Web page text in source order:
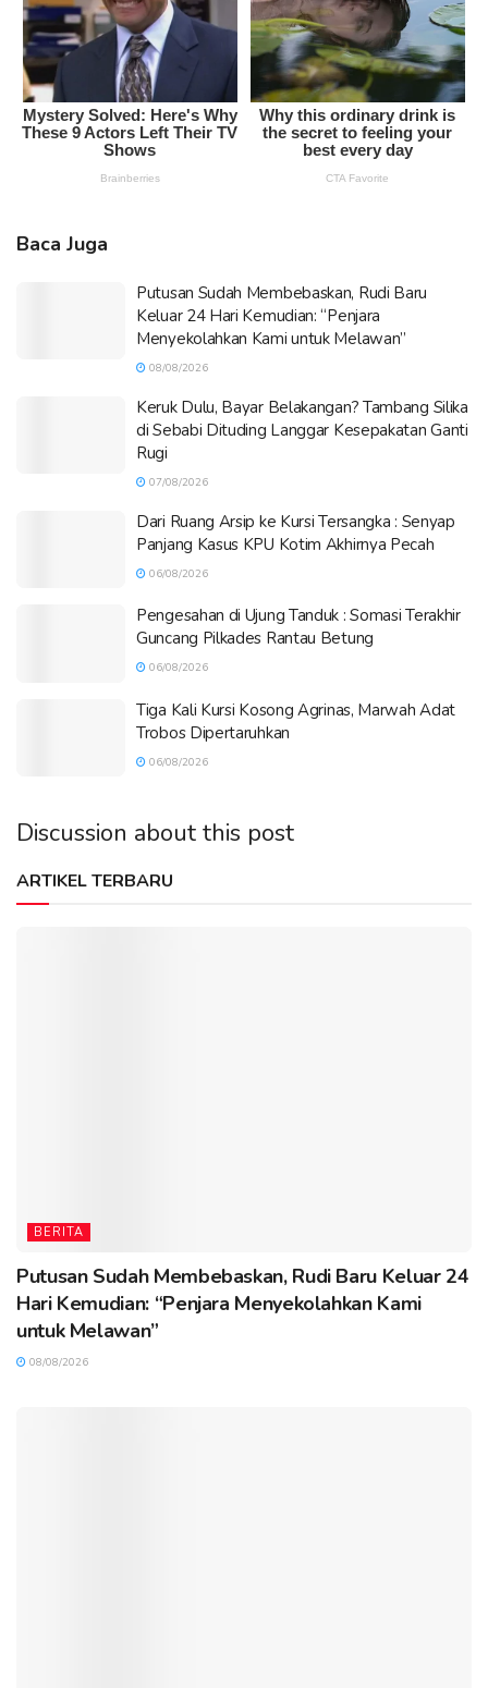
Baca Juga
Putusan Sudah Membebaskan, Rudi Baru
Keluar 24 Hari Kemudian: “Penjara
Menyekolahkan Kami untuk Melawan”
08/08/2026
Keruk Dulu, Bayar Belakangan? Tambang Silika
di Sebabi Dituding Langgar Kesepakatan Ganti
Rugi
07/08/2026
Dari Ruang Arsip ke Kursi Tersangka : Senyap
Panjang Kasus KPU Kotim Akhirnya Pecah
06/08/2026
Pengesahan di Ujung Tanduk : Somasi Terakhir
Guncang Pilkades Rantau Betung
06/08/2026
Tiga Kali Kursi Kosong Agrinas, Marwah Adat
Trobos Dipertaruhkan
06/08/2026
Discussion about this post
ARTIKEL TERBARU
BERITA
Putusan Sudah Membebaskan, Rudi Baru Keluar 24
Hari Kemudian: “Penjara Menyekolahkan Kami
untuk Melawan”
08/08/2026